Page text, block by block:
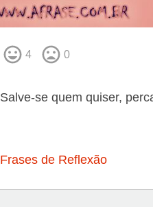
4 0
Salve-se quem quiser,
Frases de Reflexão